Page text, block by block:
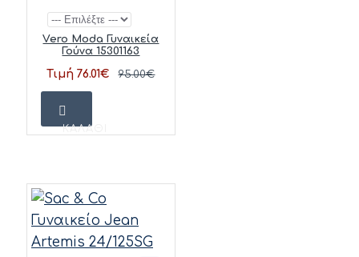
Vero Moda Γυναικεία
Γούνα 15301163
Τιμή 76.01€ 95.00€
ΚΑΛΆΘΙ